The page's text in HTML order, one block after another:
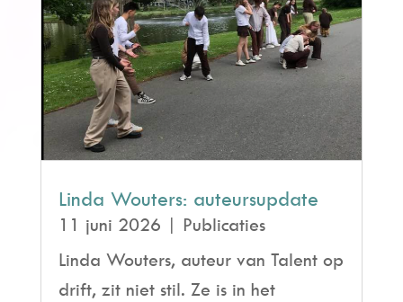
Linda Wouters: auteursupdate
11 juni 2026 | Publicaties
Linda Wouters, auteur van Talent op
drift, zit niet stil. Ze is in het